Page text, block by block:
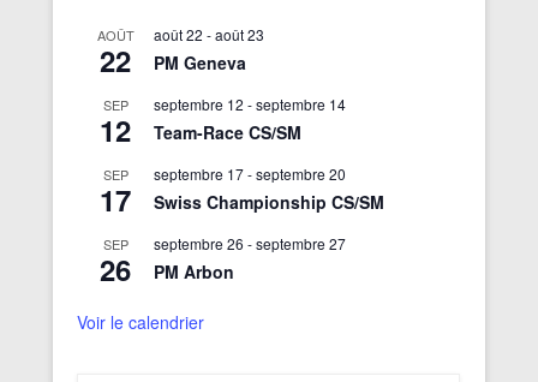
AOÛT
22
août 22 -août 23
PM Geneva
SEP
12
septembre 12 -septembre 14
Team-Race CS/SM
SEP
17
septembre 17-septembre 20
Swiss Championship CS/SM
SEP
26
septembre 26 -septembre 27
PM Arbon
Voir le calendrier